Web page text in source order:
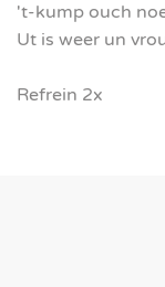
't-kump ouch
Ut is weer un
Refrein 2x